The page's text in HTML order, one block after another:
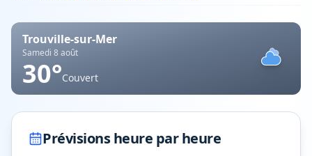
Trouville-sur-Mer
Samedi 8 août
30°Couvert
Prévisions heure par heure